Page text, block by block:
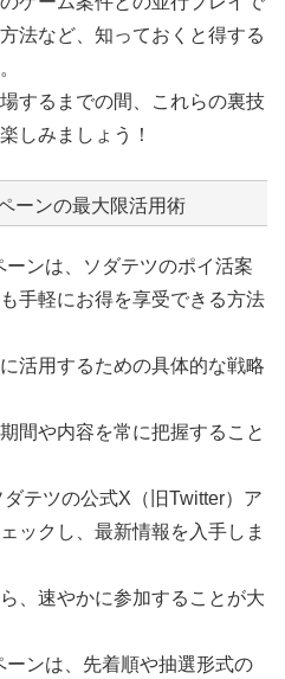
法など、知っておくと得する
するまでの間、これらの裏技
しみましょう！
ーンの最大限活用術
ンは、ソダテツのポイ活案
手軽にお得を享受できる方法
活用するための具体的な戦略
間や内容を常に把握すること
テツの公式X（旧Twitter）ア
ックし、最新情報を入手しま
、速やかに参加することが大
ンは、先着順や抽選形式の